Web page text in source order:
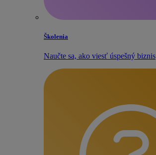
Školenia
Naučte sa, ako viesť úspešný biznis